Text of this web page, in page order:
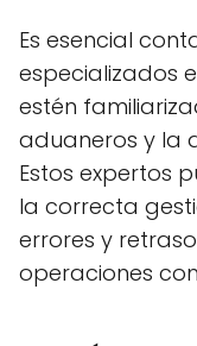
Es esencial
especializados
estén
aduaneros y la
Estos expertos
la correcta
errores y
operaciones